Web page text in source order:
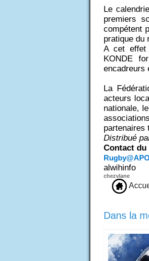
Le
premiers
compétent
pratique du
A cet effet
KONDE
encadreurs
La
acteurs
nationale,
partenaires
Distribué
Contact du
alwihinfo
chezvlane
Dans la